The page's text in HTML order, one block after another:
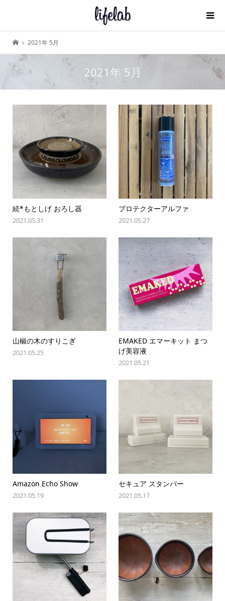
2021年 5月
2021年 5月
続*もとしげ おろし器
2021.05.31
プロテクターアルファ
2021.05.27
山椒の木のすりこぎ
2021.05.25
EMAKED エマーキット まつ
げ美容液
2021.05.21
Amazon Echo Show
2021.05.19
セキュア スタンパー
2021.05.17